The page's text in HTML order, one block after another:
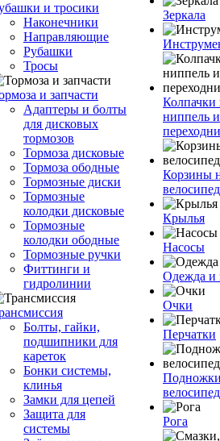
и тросики
Наконечники
Направляющие
Рубашки
Тросы
и запчасти
Адаптеры и болты
для дисковых
тормозов
Тормоза дисковые
Тормоза ободные
Тормозные диски
Тормозные
колодки дисковые
Тормозные
колодки ободные
Тормозные ручки
Фиттинги и
гидролинии
Болты, гайки,
подшипники для
кареток
Бонки системы,
клинья
Замки для цепей
Защита для
системы
Зеркала
Колпачки
ниппель и
Корзины
велосипед
Крылья
Насосы
Одежда и
Очки
Перчатки
Рога